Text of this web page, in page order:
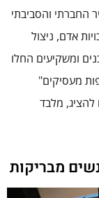
החברתי והסביבתי
אדם, ניצול
ומשקיעים החלו
מעסיקים"
מלבד
מבריקות